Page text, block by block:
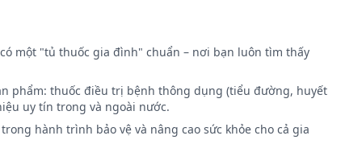
một "tủ thuốc gia đình" chuẩn – nơi bạn luôn tìm thấy
phẩm: thuốc điều trị bệnh thông dụng (tiểu đường, huyết
uy tín trong và ngoài nước.
hành trình bảo vệ và nâng cao sức khỏe cho cả gia